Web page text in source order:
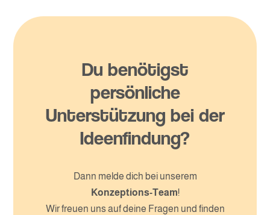
Du benötigst
persönliche
Unterstützung bei der
Ideenfindung?
Dann melde dich bei unserem
Konzeptions-Team!
Wir freuen uns auf deine Fragen und finden